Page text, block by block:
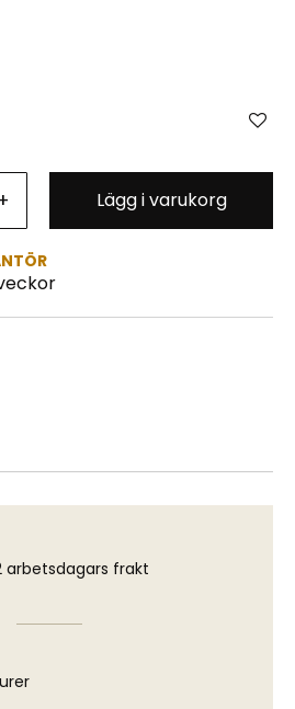
Lägg i varukorg
37, 1 st Panzer Division
arbetsdagars frakt